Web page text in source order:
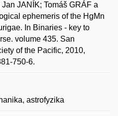
JANÍK; Tomáš GRÁF a
ephemeris of the HgMn
In Binaries - key to
volume 435. San
of the Pacific, 2010,
750-6.
astrofyzika